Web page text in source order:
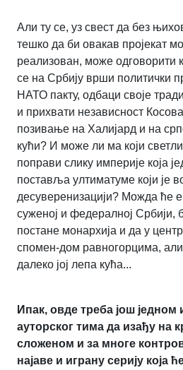
Али ту се, уз свест да без
тешко да би овакав пројекат
реализован, може одговорити
се на Србију врши политички
НАТО пакту, одбаци своје
и прихвати независност
позивање на Халијард и на
кући? И може ли ма који
поправи слику империје која
поставља ултиматуме који је
десуверенизацији? Можда ће
суженој и федералној Србији,
постане монархија и да у
спомен-дом равногорцима, али
далеко јој лепа кућа...
Ипак, овде треба још једном
ауторског тима да изађу на
сложеном и за многе
најаве и играну серију која